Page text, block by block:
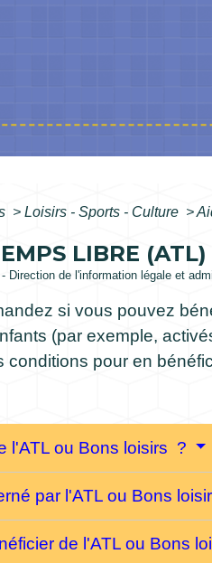
> Loisirs - Sports - Culture >
LIBRE
Direction de l'information légale et
si vous pouvez
(par exemple,
conditions pour en
l'ATL ou Bons loisirs ?
par l'ATL ou Bons
de l'ATL ou Bons